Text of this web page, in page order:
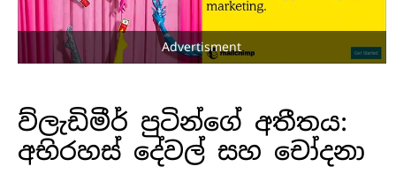
Advertisment
ව්ලැඩිමීර් පුටින්ගේ අතීතය:
අභිරහස් දේවල් සහ චෝදනා